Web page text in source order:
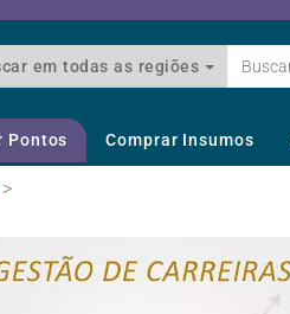
Buscar em todas as regiões
Pontos Comprar Insumos
>